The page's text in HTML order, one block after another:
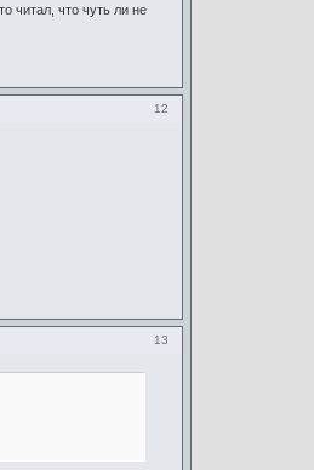
читал, что чуть ли не
12
13